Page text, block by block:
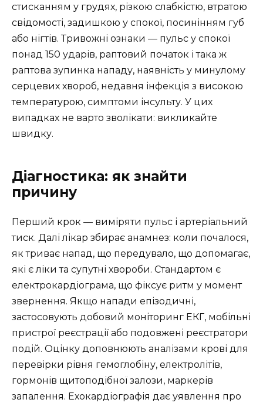
стисканням у грудях, різкою слабкістю, втратою
свідомості, задишкою у спокої, посинінням губ
або нігтів. Тривожні ознаки — пульс у спокої
понад 150 ударів, раптовий початок і така ж
раптова зупинка нападу, наявність у минулому
серцевих хвороб, недавня інфекція з високою
температурою, симптоми інсульту. У цих
випадках не варто зволікати: викликайте
швидку.
Діагностика: як знайти
причину
Перший крок — виміряти пульс і артеріальний
тиск. Далі лікар збирає анамнез: коли почалося,
як триває напад, що передувало, що допомагає,
які є ліки та супутні хвороби. Стандартом є
електрокардіограма, що фіксує ритм у момент
звернення. Якщо напади епізодичні,
застосовують добовий моніторинг ЕКГ, мобільні
пристрої реєстрації або подовжені реєстратори
подій. Оцінку доповнюють аналізами крові для
перевірки рівня гемоглобіну, електролітів,
гормонів щитоподібної залози, маркерів
запалення. Ехокардіографія дає уявлення про